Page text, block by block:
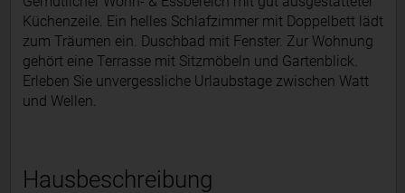
Küchenzeile. Ein helles Schlafzimmer mit Doppelbett lädt
zum Träumen ein. Duschbad mit Fenster. Zur Wohnung
gehört eine Terrasse mit Sitzmöbeln und Gartenblick.
Erleben Sie unvergessliche Urlaubstage zwischen Watt
und Wellen.
Hausbeschreibung